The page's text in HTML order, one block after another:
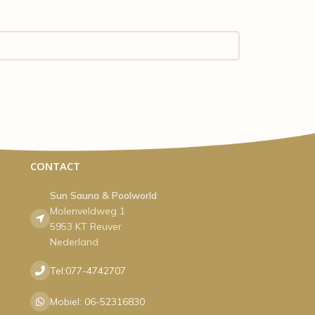
CONTACT
Sun Sauna & Poolworld
Molenveldweg 1
5953 KT Reuver
Nederland
Tel:077-4742707
Mobiel: 06-52316830